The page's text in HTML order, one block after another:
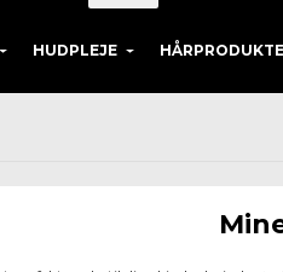
HUDPLEJE